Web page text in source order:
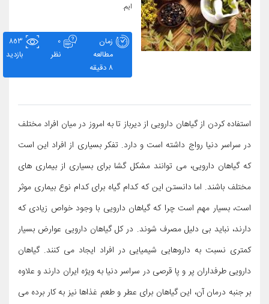
ایم.
زمان
مطالعه
8 دقیقه
0
نظر
853
بازدید
استفاده کردن از گیاهان دارویی از دیرباز تا به امروز در میان افراد مختلف
در سراسر دنیا رواج داشته است و دارد. تفکر بسیاری از افراد این است
که گیاهان دارویی، می توانند مشکل گشا برای بسیاری از بیماری های
مختلف باشند. اما دانستن این که کدام گیاه برای کدام نوع بیماری موثر
است، بسیار مهم است چرا که گیاهان دارویی با وجود خواص زیادی که
دارند، نباید بی دلیل مصرف شوند. در کل گیاهان دارویی عوارض بسیار
کمتری نسبت به داروهایی شیمیایی در افراد ایجاد می کنند. گیاهان
دارویی طرفداران پر و پا قرصی در سراسر دنیا به ویژه ایران دارند و علاوه
بر جنبه درمان آن، این گیاهان برای عطر و طعم غذاها نیز به کار برده می